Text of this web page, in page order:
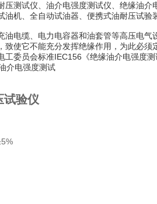
压测试仪、油介电强度测试仪、绝缘油
油机、全自动试油器、便携式油耐压试验
电缆、电力电容器和油套管等高压电气
致使它不能充分发挥绝缘作用，为此必
工委员会标准IEC156《绝缘油介电强度
介电强度测试
试验仪